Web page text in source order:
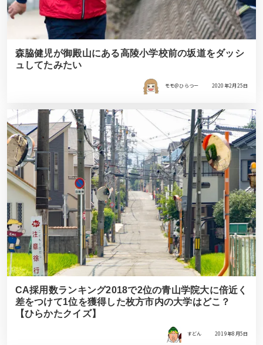
森脇健児が御殿山にある高陵小学校前の坂道をダッシ
ュしてたみたい
モモ＠ひらつー 2020年2月25日
CA採用数ランキング2018で2位の青山学院大に倍近く
差をつけて1位を獲得した枚方市内の大学はどこ？
【ひらかたクイズ】
すどん 2019年8月5日